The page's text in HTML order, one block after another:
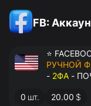
FB:
⭐
РУЧНОЙ
- 2ФА -
В
0 шт. 20.00 $